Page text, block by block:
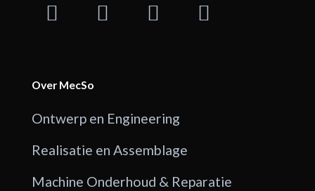
Over MecSo
Ontwerp en Engineering
Realisatie en Assemblage
Machine Onderhoud & Reparatie